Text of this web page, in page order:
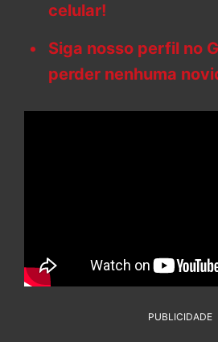
celular!
Siga nosso perfil no
perder nenhuma
PUBLICIDADE